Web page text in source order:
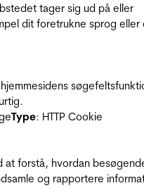
tager sig ud på eller
dit foretrukne sprog eller
Type: HTTP Cookie
forstå, hvordan
og rapportere